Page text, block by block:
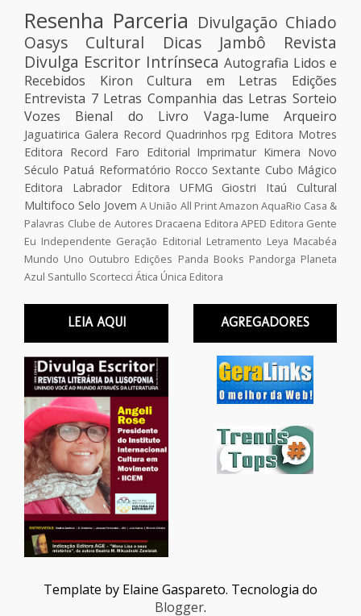
Resenha Parceria Divulgação Chiado
Oasys Cultural
Dicas Jambô
Revista
Divulga Escritor Intrínseca Autografia Lidos e
Recebidos
Kiron
Cultura em Letras Edições
Entrevista 7 Letras Companhia das Letras Sorteio
Vozes
Bienal do Livro Vaga-lume Arqueiro
Jaguatirica Galera Record Quadrinhos rpg Editora Motres
Editora Record Faro Editorial Imprimatur Kimera Novo
Século Patuá Reformatório Rocco Sextante Cubo Mágico
Editora Labrador
Editora UFMG Giostri
Itaú Cultural
Multifoco Selo Jovem A União All PrintAmazon AquaRio Casa &
Palavras Clube de Autores Dracaena Editora APED Editora Gente
Eu Independente Geração Editorial Letramento Leya Macabéa
Mundo Uno Outubro Edições Panda Books Pandorga Planeta
Azul Santullo Scortecci Ática Única Editora
LEIA AQUI AGREGADORES
Template by Elaine Gaspareto. Tecnologia do
Blogger.